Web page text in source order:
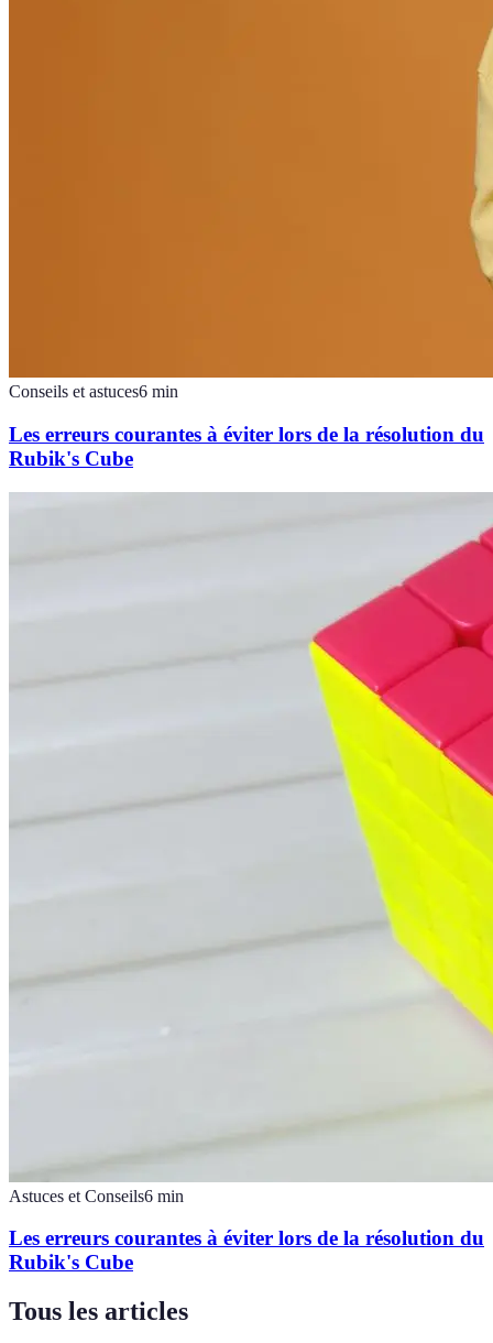
Conseils et astuces6 min
Les erreurs courantes à éviter lors de la résolution du
Rubik's Cube
Astuces et Conseils6 min
Les erreurs courantes à éviter lors de la résolution du
Rubik's Cube
Tous les articles